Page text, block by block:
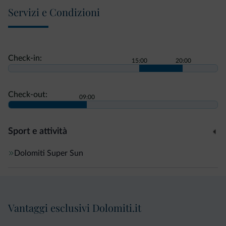
Servizi e Condizioni
Check-in: 15:00 20:00
Check-out: 09:00
Sport e attività
Dolomiti Super Sun
Vantaggi esclusivi Dolomiti.it